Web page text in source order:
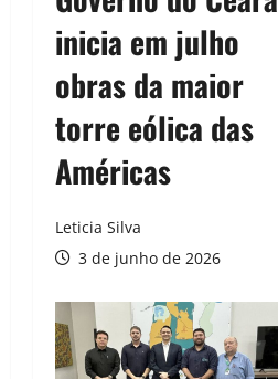
inicia em julho
obras da maior
torre eólica das
Américas
Leticia Silva
3 de junho de 2026